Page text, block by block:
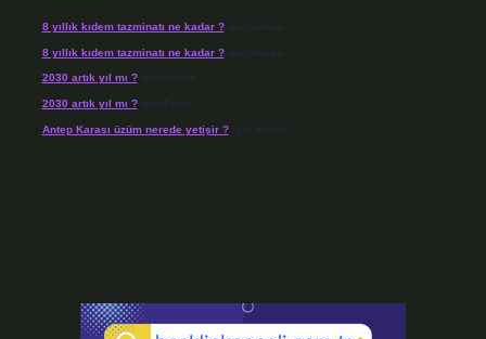
8 yıllık kıdem tazminatı ne kadar ?için admin
8 yıllık kıdem tazminatı ne kadar ?için Nazan
2030 artık yıl mı ?için admin
2030 artık yıl mı ?için Pınar
Antep Karası üzüm nerede yetişir ?için admin